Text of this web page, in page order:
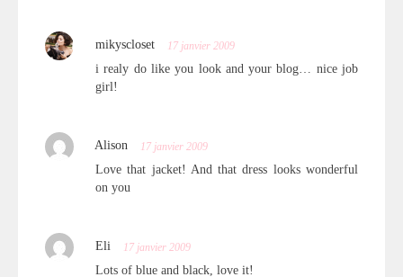
mikyscloset 17 janvier 2009
i realy do like you look and your blog… nice job
girl!
Alison 17 janvier 2009
Love that jacket! And that dress looks wonderful
on you
Eli 17 janvier 2009
Lots of blue and black, love it!